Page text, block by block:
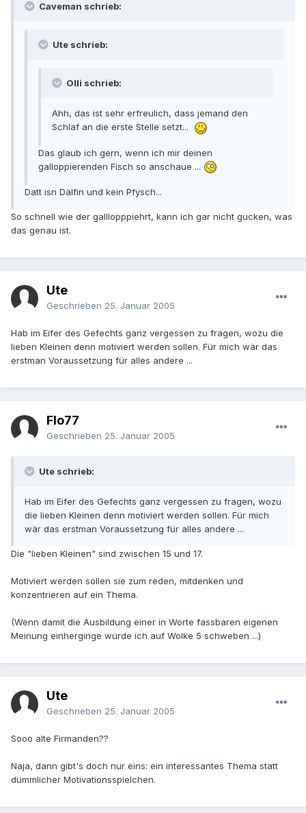
Caveman schrieb:
Ute schrieb:
Olli schrieb:
Ahh, das ist sehr erfreulich, dass jemand den
Schlaf an die erste Stelle setzt...
Das glaub ich gern, wenn ich mir deinen
galloppierenden Fisch so anschaue ...
Datt isn Dälfin und kein Pfysch...
So schnell wie der galllopppiehrt, kann ich gar nicht gucken, was
das genau ist.
Ute
Geschrieben 25. Januar 2005
Hab im Eifer des Gefechts ganz vergessen zu fragen, wozu die
lieben Kleinen denn motiviert werden sollen. Für mich wär das
erstman Voraussetzung für alles andere ...
Flo77
Geschrieben 25. Januar 2005
Ute schrieb:
Hab im Eifer des Gefechts ganz vergessen zu fragen, wozu
die lieben Kleinen denn motiviert werden sollen. Für mich
wär das erstman Voraussetzung für alles andere ...
Die "lieben Kleinen" sind zwischen 15 und 17.
Motiviert werden sollen sie zum reden, mitdenken und
konzentrieren auf ein Thema.
(Wenn damit die Ausbildung einer in Worte fassbaren eigenen
Meinung einherginge würde ich auf Wolke 5 schweben ...)
Ute
Geschrieben 25. Januar 2005
Sooo alte Firmanden??
Naja, dann gibt's doch nur eins: ein interessantes Thema statt
dümmlicher Motivationsspielchen.